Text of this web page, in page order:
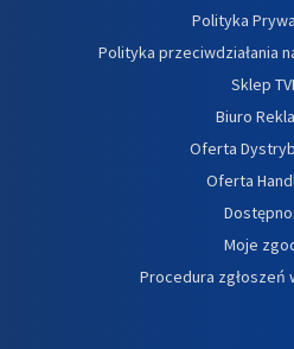
Polityka
Polityka przeciwdziałania
Sklep
Biuro
Oferta
Oferta
Moje
Procedura zgłoszeń